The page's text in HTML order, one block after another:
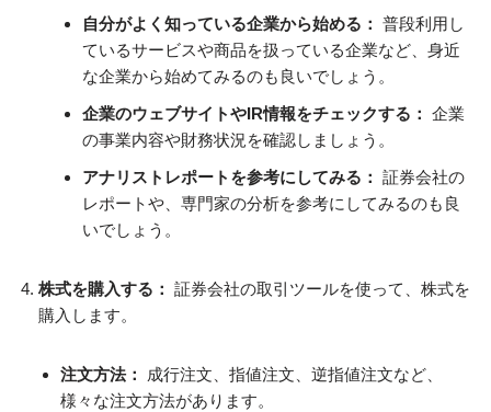
自分がよく知っている企業から始める： 普段利用し
ているサービスや商品を扱っている企業など、身近
な企業から始めてみるのも良いでしょう。
企業のウェブサイトやIR情報をチェックする： 企業
の事業内容や財務状況を確認しましょう。
アナリストレポートを参考にしてみる： 証券会社の
レポートや、専門家の分析を参考にしてみるのも良
いでしょう。
株式を購入する： 証券会社の取引ツールを使って、株式を
購入します。
注文方法：
成行注文、指値注文、逆指値注文など、
様々な注文方法があります。